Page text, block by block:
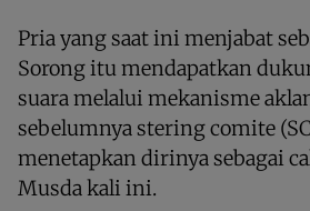
Pria yang saat ini menjabat
Sorong itu mendapatkan
suara melalui mekanisme
sebelumnya stering comite
menetapkan dirinya sebagai
Musda kali ini.